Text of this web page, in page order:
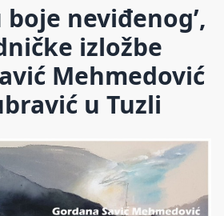
boje neviđenog’,
izložbe
Mehmedović
u Tuzli